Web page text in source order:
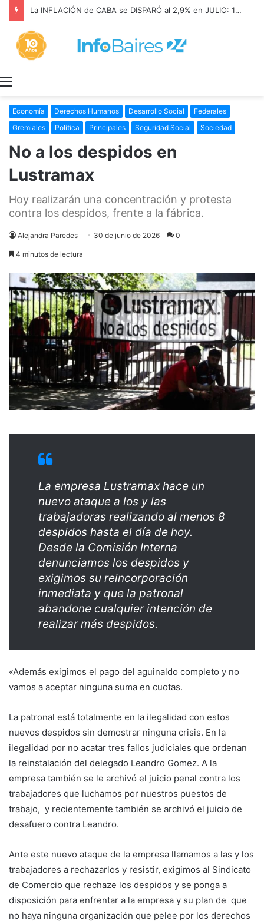
La INFLACIÓN de CABA se DISPARÓ al 2,9% en JULIO: 19,4% en 2026
Economía Derechos Humanos Desarrollo Social
Federales
Gremiales
Política Principales Seguridad Social Sociedad
No a los despidos en
Lustramax
Hoy realizarán una concentración y protesta
contra los despidos, frente a la fábrica.
Alejandra Paredes 30 de junio de 2026 0
4 minutos de lectura
La empresa Lustramax hace un
nuevo ataque a los y las
trabajadoras realizando al menos 8
despidos hasta el día de hoy.
Desde la Comisión Interna
denunciamos los despidos y
exigimos su reincorporación
inmediata y que la patronal
abandone cualquier intención de
realizar más despidos.
«Además exigimos el pago del aguinaldo completo y no
vamos a aceptar ninguna suma en cuotas.
La patronal está totalmente en la ilegalidad con estos
nuevos despidos sin demostrar ninguna crisis. En la
ilegalidad por no acatar tres fallos judiciales que ordenan
la reinstalación del delegado Leandro Gomez. A la
empresa también se le archivó el juicio penal contra los
trabajadores que luchamos por nuestros puestos de
trabajo, y recientemente también se archivó el juicio de
desafuero contra Leandro.
Ante este nuevo ataque de la empresa llamamos a las y los
trabajadores a rechazarlos y resistir, exigimos al Sindicato
de Comercio que rechaze los despidos y se ponga a
disposición para enfrentar a la empresa y su plan de que
no haya ninguna organización que pelee por los derechos